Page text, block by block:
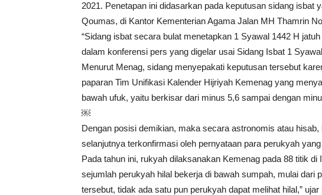
2021. Penetapan ini didasarkan pada keputusan sidang isbat
Qoumas, di Kantor Kementerian Agama Jalan MH Thamrin
“Sidang isbat secara bulat menetapkan 1 Syawal 1442 H
dalam konferensi pers yang digelar usai Sidang Isbat 1
Menurut Menag, sidang menyepakati keputusan tersebut
paparan Tim Unifikasi Kalender Hijriyah Kemenag yang
bawah ufuk, yaitu berkisar dari minus 5,6 sampai dengan
￼
Dengan posisi demikian, maka secara astronomis atau
selanjutnya terkonfirmasi oleh pernyataan para perukyah
Pada tahun ini, rukyah dilaksanakan Kemenag pada 88 titik di
sejumlah perukyah hilal bekerja di bawah sumpah, mulai dari
tersebut, tidak ada satu pun perukyah dapat melihat hilal,”